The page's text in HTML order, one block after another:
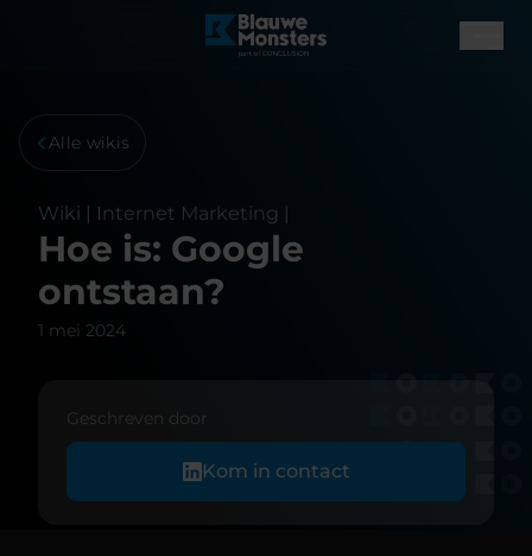
Alle wikis
Wiki | Internet Marketing |
Hoe is: Google
ontstaan?
1 mei 2024
Geschreven door
Kom in contact